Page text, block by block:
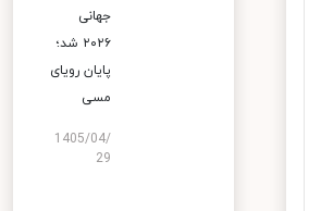
جهانی
۲۰۲۶ شد؛
پایان رویای
مسی
1405/04/
29